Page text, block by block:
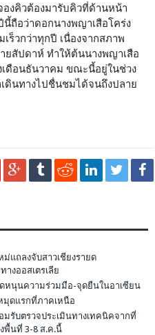
องคิวต้องมารับคิวที่ด้านหน้า
ถือว่าดอกนางพญาเสือโคร่ง
ร็วกว่าทุกปี เนื่องจากสภาพ
ยสัปดาห์ ทำให้ต้นนางพญาเสือ
เดือนธันวาคม ขณะนี้อยู่ในช่วง
ดินทางไปชื่นชมได้จนถึงปลาย
ม่แถลงจับสาวเชียงรายด
งออสเตรเลีย
หนุนความร่วมมือ-จุดยืนในอาเซียน
มุดแรกที่ภาคเหนือ
รับตรวจประเมินทางเทคนิคจากที่
พื้นที่ 3-8 ส.ค.นี้